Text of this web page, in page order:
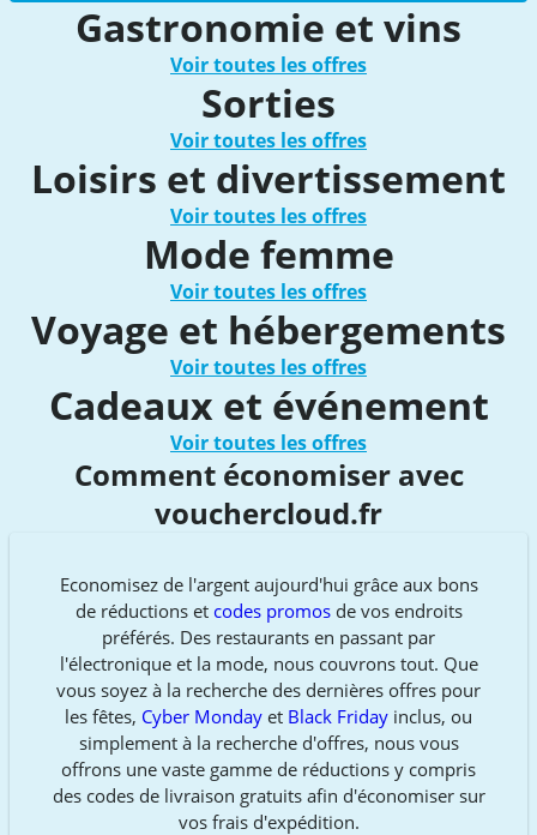
Gastronomie et vins
Voir toutes les offres
Sorties
Voir toutes les offres
Loisirs et divertissement
Voir toutes les offres
Mode femme
Voir toutes les offres
Voyage et hébergements
Voir toutes les offres
Cadeaux et événement
Voir toutes les offres
Comment économiser avec
vouchercloud.fr
Economisez de l'argent aujourd'hui grâce aux bons
de réductions et codes promosde vos endroits
préférés. Des restaurants en passant par
l'électronique et la mode, nous couvrons tout. Que
vous soyez à la recherche des dernières offres pour
les fêtes, Cyber Monday et Black Friday inclus, ou
simplement à la recherche d'offres, nous vous
offrons une vaste gamme de réductions y compris
des codes de livraison gratuits afin d'économiser sur
vos frais d'expédition.